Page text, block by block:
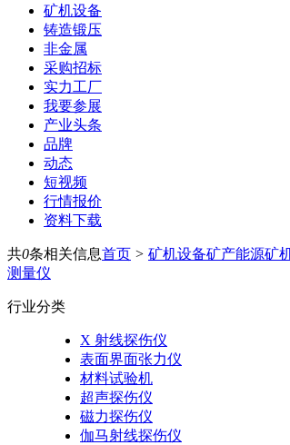
矿机设备
铸造锻压
非金属
采购招标
实力工厂
我要参展
产业头条
品牌
动态
短视频
行情报价
资料下载
共0条相关信息首页 > 矿机设备矿产能源矿
测量仪
行业分类
X 射线探伤仪
表面界面张力仪
材料试验机
超声探伤仪
磁力探伤仪
伽马射线探伤仪